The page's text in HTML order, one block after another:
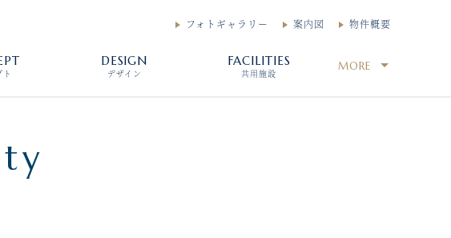
物件概要
案内図
フォトギャラリー
DESIGN
デザイン
FACILITIES
共用施設
MORE